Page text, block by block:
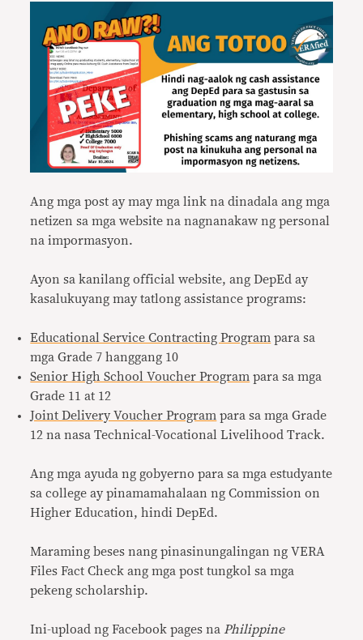
Ang mga post ay may mga link na dinadala ang mga
netizen sa mga website na nagnanakaw ng personal
na impormasyon.
Ayon sa kanilang official website, ang DepEd ay
kasalukuyang may tatlong assistance programs:
Educational Service Contracting Program para sa
mga Grade 7 hanggang 10
Senior High School Voucher Program para sa mga
Grade 11 at 12
Joint Delivery Voucher Program para sa mga Grade
12 na nasa Technical-Vocational Livelihood Track.
Ang mga ayuda ng gobyerno para sa mga estudyante
sa college ay pinamamahalaan ng Commission on
Higher Education, hindi DepEd.
Maraming beses nang pinasinungalingan ng VERA
Files Fact Check ang mga post tungkol sa mga
pekeng scholarship.
Ini-upload ng Facebook pages na Philippine